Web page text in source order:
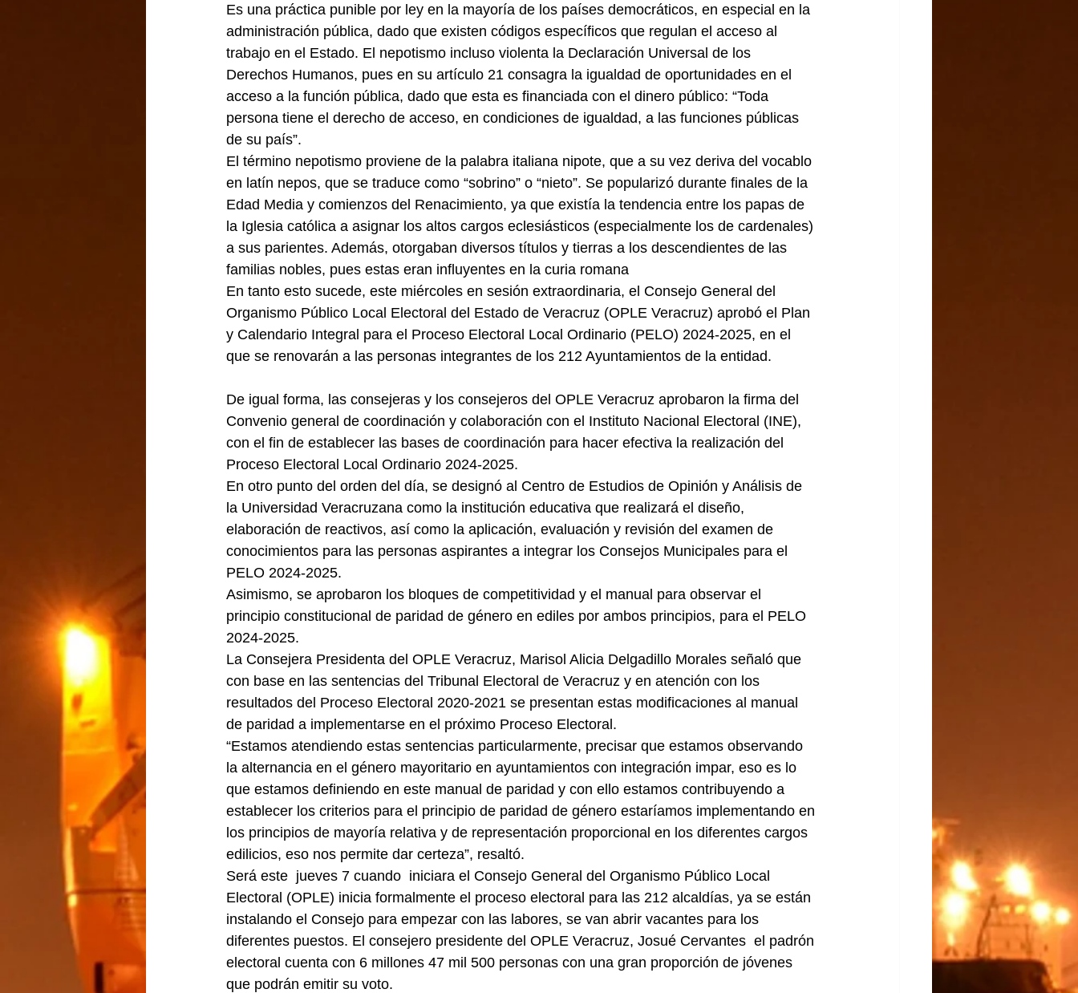
Es una práctica punible por ley en la mayoría de los países democráticos, en especial en la
administración pública, dado que existen códigos específicos que regulan el acceso al
trabajo en el Estado. El nepotismo incluso violenta la Declaración Universal de los
Derechos Humanos, pues en su artículo 21 consagra la igualdad de oportunidades en el
acceso a la función pública, dado que esta es financiada con el dinero público: “Toda
persona tiene el derecho de acceso, en condiciones de igualdad, a las funciones públicas
de su país”.
El término nepotismo proviene de la palabra italiana nipote, que a su vez deriva del vocablo
en latín nepos, que se traduce como “sobrino” o “nieto”. Se popularizó durante finales de la
Edad Media y comienzos del Renacimiento, ya que existía la tendencia entre los papas de
la Iglesia católica a asignar los altos cargos eclesiásticos (especialmente los de cardenales)
a sus parientes. Además, otorgaban diversos títulos y tierras a los descendientes de las
familias nobles, pues estas eran influyentes en la curia romana
En tanto esto sucede, este miércoles en sesión extraordinaria, el Consejo General del
Organismo Público Local Electoral del Estado de Veracruz (OPLE Veracruz) aprobó el Plan
y Calendario Integral para el Proceso Electoral Local Ordinario (PELO) 2024-2025, en el
que se renovarán a las personas integrantes de los 212 Ayuntamientos de la entidad.
De igual forma, las consejeras y los consejeros del OPLE Veracruz aprobaron la firma del
Convenio general de coordinación y colaboración con el Instituto Nacional Electoral (INE),
con el fin de establecer las bases de coordinación para hacer efectiva la realización del
Proceso Electoral Local Ordinario 2024-2025.
En otro punto del orden del día, se designó al Centro de Estudios de Opinión y Análisis de
la Universidad Veracruzana como la institución educativa que realizará el diseño,
elaboración de reactivos, así como la aplicación, evaluación y revisión del examen de
conocimientos para las personas aspirantes a integrar los Consejos Municipales para el
PELO 2024-2025.
Asimismo, se aprobaron los bloques de competitividad y el manual para observar el
principio constitucional de paridad de género en ediles por ambos principios, para el PELO
2024-2025.
La Consejera Presidenta del OPLE Veracruz, Marisol Alicia Delgadillo Morales señaló que
con base en las sentencias del Tribunal Electoral de Veracruz y en atención con los
resultados del Proceso Electoral 2020-2021 se presentan estas modificaciones al manual
de paridad a implementarse en el próximo Proceso Electoral.
“Estamos atendiendo estas sentencias particularmente, precisar que estamos observando
la alternancia en el género mayoritario en ayuntamientos con integración impar, eso es lo
que estamos definiendo en este manual de paridad y con ello estamos contribuyendo a
establecer los criterios para el principio de paridad de género estaríamos implementando en
los principios de mayoría relativa y de representación proporcional en los diferentes cargos
edilicios, eso nos permite dar certeza”, resaltó.
Será este  jueves 7 cuando  iniciara el Consejo General del Organismo Público Local
Electoral (OPLE) inicia formalmente el proceso electoral para las 212 alcaldías, ya se están
instalando el Consejo para empezar con las labores, se van abrir vacantes para los
diferentes puestos. El consejero presidente del OPLE Veracruz, Josué Cervantes  el padrón
electoral cuenta con 6 millones 47 mil 500 personas con una gran proporción de jóvenes
que podrán emitir su voto.